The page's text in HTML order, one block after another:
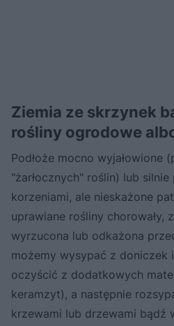
Ziemia ze skrzynek
rośliny ogrodowe
Podłoże mocno wyjałowione
"żarłocznych" roślin) lub
korzeniami, ale nieskażone
uprawiane rośliny chorowały,
wyrzucona lub odkażona
możemy wysypać z doniczek
oczyścić z dodatkowych
keramzyt), a następnie
krzewami lub drzewami bądź